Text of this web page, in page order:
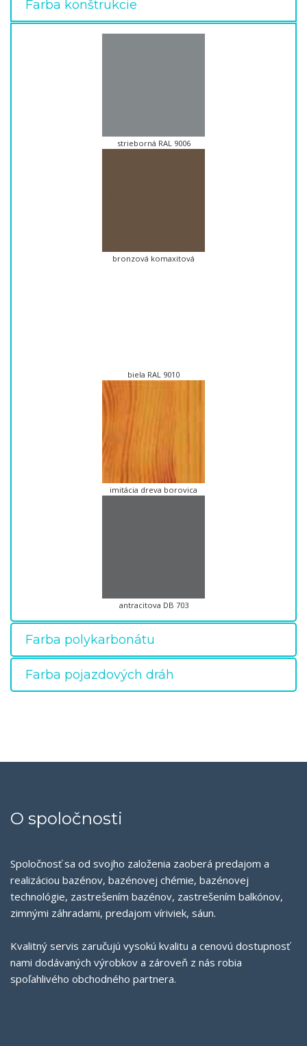
Farba konštrukcie
strieborná RAL 9006
bronzová komaxitová
biela RAL 9010
imitácia dreva borovica
antracitova DB 703
Farba polykarbonátu
Farba pojazdových dráh
O spoločnosti
Spoločnosť sa od svojho založenia zaoberá predajom a
realizáciou bazénov, bazénovej chémie, bazénovej
technológie, zastrešením bazénov, zastrešením balkónov,
zimnými záhradami, predajom víriviek, sáun.
Kvalitný servis zaručujú vysokú kvalitu a cenovú dostupnosť
nami dodávaných výrobkov a zároveň z nás robia
spoľahlivého obchodného partnera.